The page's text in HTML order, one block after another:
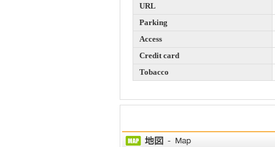
URL
Parking
Access
Credit card
Tobacco